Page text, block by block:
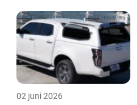
02 juni 2026